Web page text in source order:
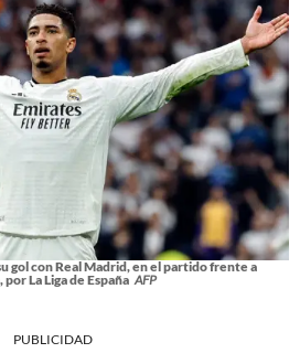
gol con Real Madrid, en el partido frente a
por La Liga de España AFP
PUBLICIDAD